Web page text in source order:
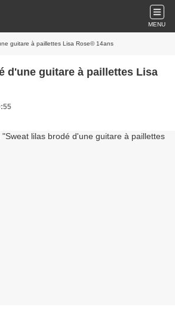
MENU
guitare à paillettes Lisa Rose© 14ans
d'une guitare à paillettes Lisa